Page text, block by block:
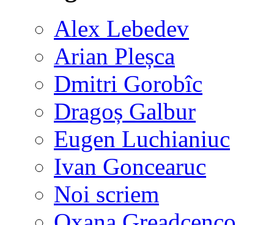
Alex Lebedev
Arian Pleșca
Dmitri Gorobîc
Dragoș Galbur
Eugen Luchianiuc
Ivan Goncearuc
Noi scriem